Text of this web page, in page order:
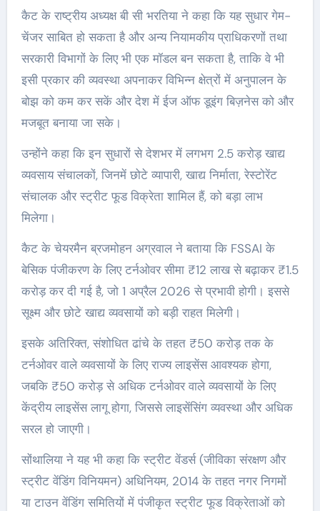
कैट के राष्ट्रीय अध्यक्ष बी सी भरतिया ने कहा कि यह सुधार गेम-
चेंजर साबित हो सकता है और अन्य नियामकीय प्राधिकरणों तथा
सरकारी विभागों के लिए भी एक मॉडल बन सकता है, ताकि वे भी
इसी प्रकार की व्यवस्था अपनाकर विभिन्न क्षेत्रों में अनुपालन के
बोझ को कम कर सकें और देश में ईज ऑफ डूइंग बिज़नेस को और
मजबूत बनाया जा सके।
उन्होंने कहा कि इन सुधारों से देशभर में लगभग 2.5 करोड़ खाद्य
व्यवसाय संचालकों, जिनमें छोटे व्यापारी, खाद्य निर्माता, रेस्टोरेंट
संचालक और स्ट्रीट फूड विक्रेता शामिल हैं, को बड़ा लाभ
मिलेगा।
कैट के चेयरमैन ब्रजमोहन अग्रवाल ने बताया कि FSSAI के
बेसिक पंजीकरण के लिए टर्नओवर सीमा ₹12 लाख से बढ़ाकर ₹1.5
करोड़ कर दी गई है, जो 1 अप्रैल 2026 से प्रभावी होगी। इससे
सूक्ष्म और छोटे खाद्य व्यवसायों को बड़ी राहत मिलेगी।
इसके अतिरिक्त, संशोधित ढांचे के तहत ₹50 करोड़ तक के
टर्नओवर वाले व्यवसायों के लिए राज्य लाइसेंस आवश्यक होगा,
जबकि ₹50 करोड़ से अधिक टर्नओवर वाले व्यवसायों के लिए
केंद्रीय लाइसेंस लागू होगा, जिससे लाइसेंसिंग व्यवस्था और अधिक
सरल हो जाएगी।
सोंथालिया ने यह भी कहा कि स्ट्रीट वेंडर्स (जीविका संरक्षण और
स्ट्रीट वेंडिंग विनियमन) अधिनियम, 2014 के तहत नगर निगमों
या टाउन वेंडिंग समितियों में पंजीकृत स्ट्रीट फूड विक्रेताओं को